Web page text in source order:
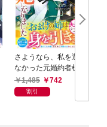
さようなら、私を選ば
なかった元婚約者様。
一夜で大国君主の身ご
もり妃になりました
【電子限定SS付き】
1,485 742
割引